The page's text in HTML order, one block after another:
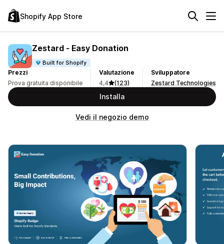
Shopify App Store
Zestard ‑ Easy Donation
Built for Shopify
Prezzi
Prova gratuita disponibile
Valutazione
4,4
(123)
Sviluppatore
Zestard Technologies
Installa
Vedi il negozio demo